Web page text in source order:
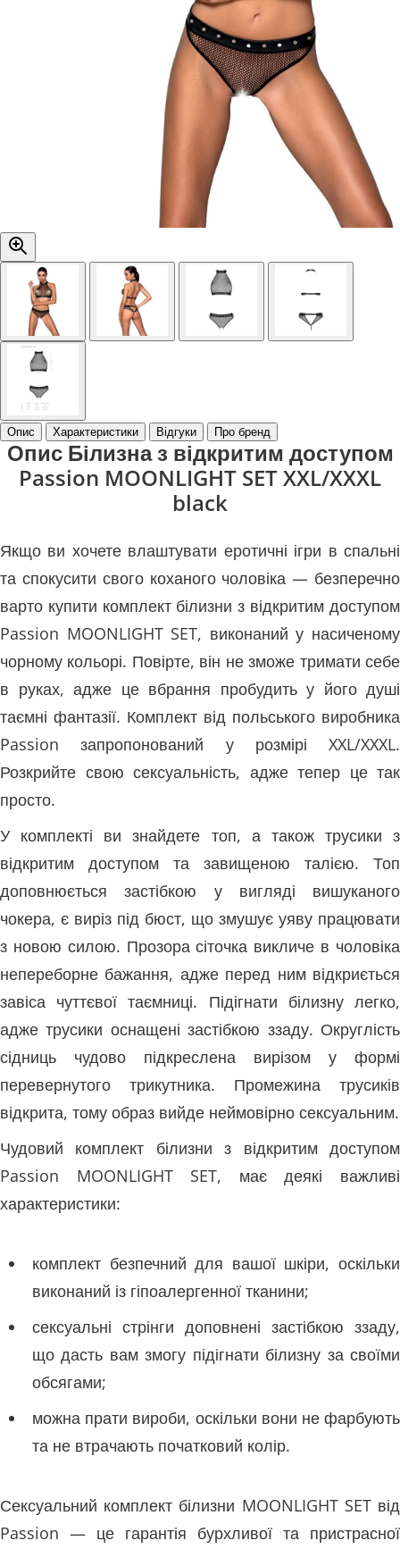
Опис Характеристики Відгуки Про бренд
Опис Білизна з відкритим доступом
Passion MOONLIGHT SET XXL/XXXL
black
Якщо ви хочете влаштувати еротичні ігри в спальні
та спокусити свого коханого чоловіка — безперечно
варто купити комплект білизни з відкритим доступом
Passion MOONLIGHT SET, виконаний у насиченому
чорному кольорі. Повірте, він не зможе тримати себе
в руках, адже це вбрання пробудить у його душі
таємні фантазії. Комплект від польського виробника
Passion запропонований у розмірі XXL/XXXL.
Розкрийте свою сексуальність, адже тепер це так
просто.
У комплекті ви знайдете топ, а також трусики з
відкритим доступом та завищеною талією. Топ
доповнюється застібкою у вигляді вишуканого
чокера, є виріз під бюст, що змушує уяву працювати
з новою силою. Прозора сіточка викличе в чоловіка
непереборне бажання, адже перед ним відкриється
завіса чуттєвої таємниці. Підігнати білизну легко,
адже трусики оснащені застібкою ззаду. Округлість
сідниць чудово підкреслена вирізом у формі
перевернутого трикутника. Промежина трусиків
відкрита, тому образ вийде неймовірно сексуальним.
Чудовий комплект білизни з відкритим доступом
Passion MOONLIGHT SET, має деякі важливі
характеристики:
комплект безпечний для вашої шкіри, оскільки
виконаний із гіпоалергенної тканини;
сексуальні стрінги доповнені застібкою ззаду,
що дасть вам змогу підігнати білизну за своїми
обсягами;
можна прати вироби, оскільки вони не фарбують
та не втрачають початковий колір.
Сексуальний комплект білизни MOONLIGHT SET від
Passion — це гарантія бурхливої ​​та пристрасної